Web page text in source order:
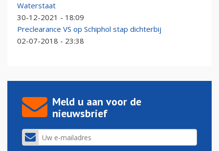
Waterstaat
30-12-2021 - 18:09
Preclearance VS op Schiphol stap dichterbij
02-07-2018 - 23:38
Meld u aan voor de
nieuwsbrief